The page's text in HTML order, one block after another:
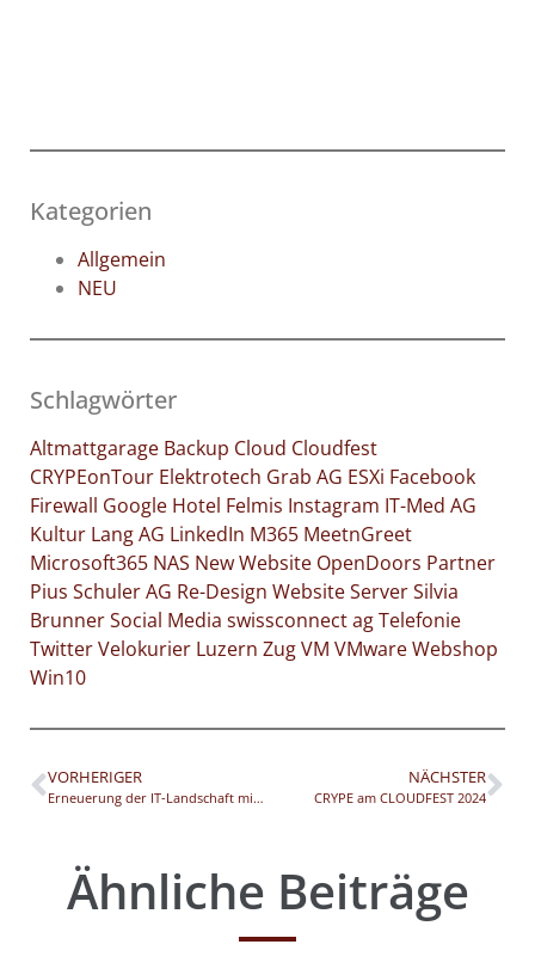
Kategorien
Allgemein
NEU
Schlagwörter
Altmattgarage Backup Cloud Cloudfest
CRYPEonTour Elektrotech Grab AG ESXi Facebook
Firewall Google Hotel Felmis Instagram IT-Med AG
Kultur Lang AG LinkedIn M365 MeetnGreet
Microsoft365 NAS New Website OpenDoors Partner
Pius Schuler AG Re-Design WebsiteServerSilvia
BrunnerSocial Media swissconnect agTelefonie
TwitterVelokurier Luzern ZugVM VMwareWebshop
Win10
VORHERIGER
Erneuerung der IT-Landschaft mit Virtualisierung bei der Lang AG
NÄCHSTER
CRYPE am CLOUDFEST 2024
Ähnliche Beiträge